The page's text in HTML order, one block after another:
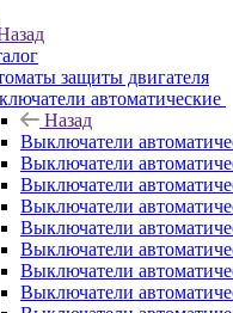
защиты двигателя
автоматические
Назад
Выключатели
Выключатели
Выключатели
Выключатели
Выключатели
Выключатели
Выключатели
Выключатели